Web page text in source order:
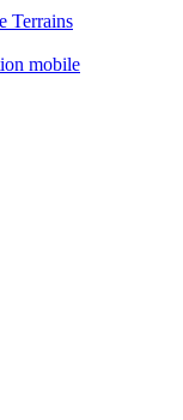
Terrains
mobile